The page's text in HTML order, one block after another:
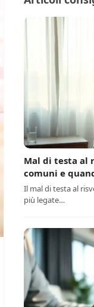
Mal di testa al
comuni e
Il mal di testa al
più legate…